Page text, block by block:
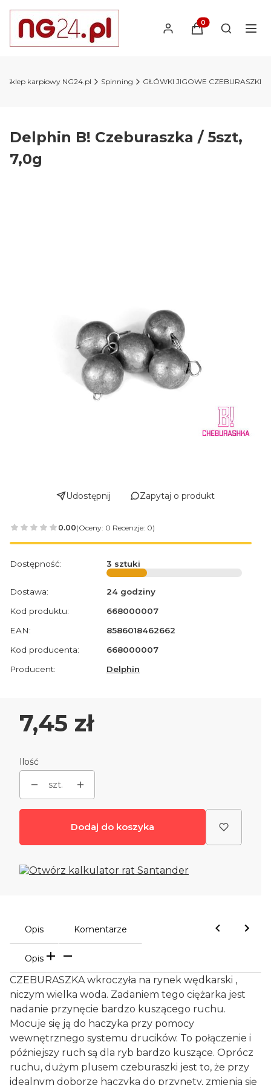
Produkty w
Otwórz
Sklep karpiowy NG24.pl Spinning GŁÓWKI JIGOWE CZEBURASZKI
Delphin B! Czeburaszka / 5szt,
7,0g
Udostępnij Zapytaj o produkt
0.00(Oceny: 0 Recenzje: 0)
Dostępność: 3 sztuki
Dostawa:
24 godziny
Kod produktu:
668000007
EAN:
8586018462662
Kod producenta:
668000007
Producent:
Delphin
Cena
7,45 zł
Ilość
szt.
Dodaj do koszyka
Opis Komentarze
Opis
CZEBURASZKA wkroczyła na rynek wędkarski ,
niczym wielka woda. Zadaniem tego ciężarka jest
nadanie przynęcie bardzo kuszącego ruchu.
Mocuje się ją do haczyka przy pomocy
wewnętrznego systemu drucików. To połączenie i
późniejszy ruch są dla ryb bardzo kuszące. Oprócz
ruchu, dużym plusem czeburaszki jest to, że przy
idealnym doborze haczyka do przynęty, zmienia się